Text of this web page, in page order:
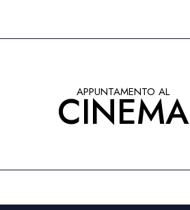
APPUNTAMENTO AL
CINEMA